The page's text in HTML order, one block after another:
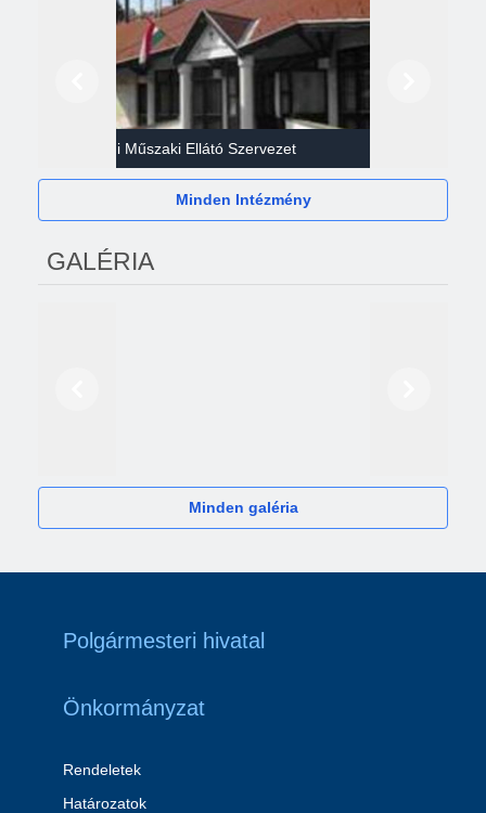
Gazdasági Műszaki Ellátó Szervezet
Minden Intézmény
GALÉRIA
Minden galéria
Polgármesteri hivatal
Önkormányzat
Rendeletek
Határozatok